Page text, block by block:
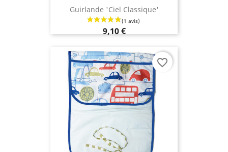
Guirlande 'Ciel Classique'
9,10 €
favorite_border